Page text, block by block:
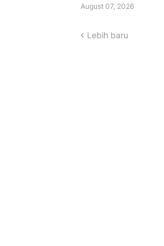
August 07, 2026
Lebih baru